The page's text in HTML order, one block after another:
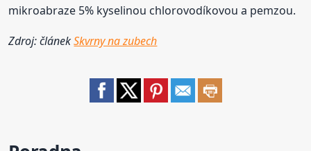
mikroabraze 5% kyselinou chlorovodíkovou a pemzou.
Zdroj: článekSkvrny na zubech